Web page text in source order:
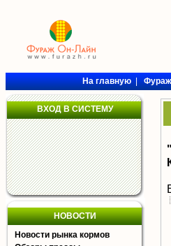
На главную|
ВХОД В СИСТЕМУ
НОВОСТИ
Новости рынка кормов